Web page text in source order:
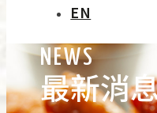
EN
NEWS
最新消